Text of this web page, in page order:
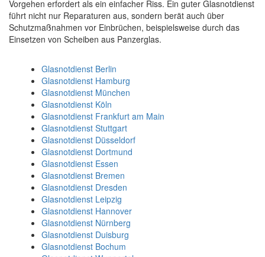
Vorgehen erfordert als ein einfacher Riss. Ein guter Glasnotdienst
führt nicht nur Reparaturen aus, sondern berät auch über
Schutzmaßnahmen vor Einbrüchen, beispielsweise durch das
Einsetzen von Scheiben aus Panzerglas.
Glasnotdienst Berlin
Glasnotdienst Hamburg
Glasnotdienst München
Glasnotdienst Köln
Glasnotdienst Frankfurt am Main
Glasnotdienst Stuttgart
Glasnotdienst Düsseldorf
Glasnotdienst Dortmund
Glasnotdienst Essen
Glasnotdienst Bremen
Glasnotdienst Dresden
Glasnotdienst Leipzig
Glasnotdienst Hannover
Glasnotdienst Nürnberg
Glasnotdienst Duisburg
Glasnotdienst Bochum